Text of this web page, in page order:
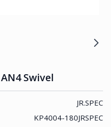
Swivel
JR.SPEC
KP4004-180JRSPEC